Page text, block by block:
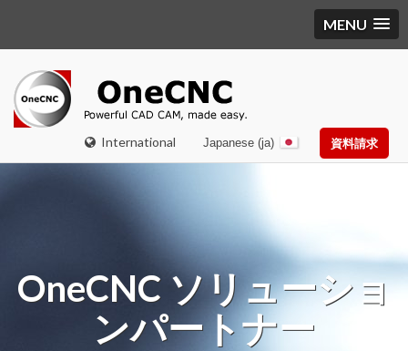
MENU
International 資料請求
Japanese (ja)
OneCNCソリューショ
ンパートナー